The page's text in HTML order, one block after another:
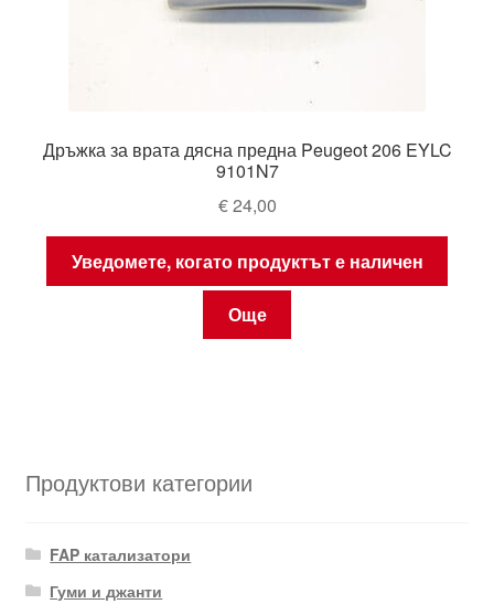
Дръжка за врата дясна предна Peugeot 206 EYLC
9101N7
€24,00
Уведомете, когато продуктът е наличен
Още
Продуктови категории
FAP катализатори
Гуми и джанти